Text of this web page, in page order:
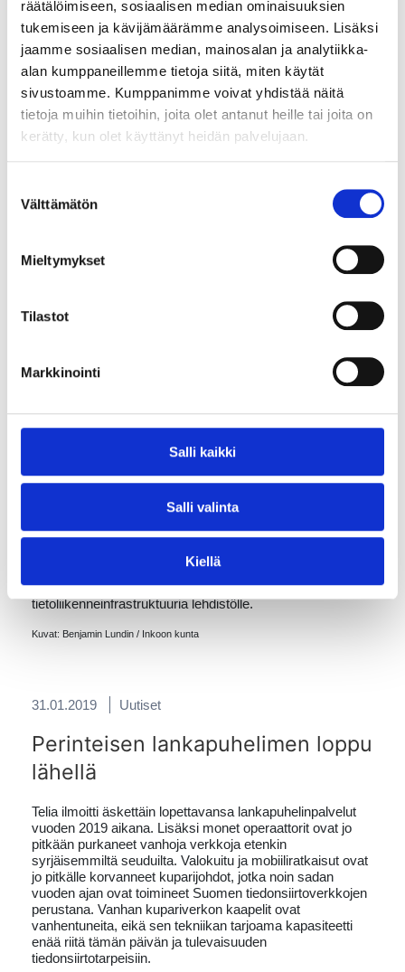
räätälöimiseen, sosiaalisen median ominaisuuksien
tukemiseen ja kävijämäärämme analysoimiseen. Lisäksi
jaamme sosiaalisen median, mainosalan ja analytiikka-
alan kumppaneillemme tietoja siitä, miten käytät
sivustoamme. Kumppanimme voivat yhdistää näitä
tietoja muihin tietoihin, joita olet antanut heille tai joita on
kerätty, kun olet käyttänyt heidän palvelujaan.
valinta
Välttämätön
Mieltymykset
Tilastot
Markkinointi
Salli kaikki
Salli valinta
Kiellä
lattialämmitys, viilennys ilmastoinnin kautta ja
mahdollisuus nopeaan kuituliittymään. Sähkö, vesi ja
lämmitys sisältyvät vuokraan.
Tarkemmat tiedot:
Raseborgs stadsnät
Magnus Henriksson
tfn/puh. 019 278 41
magnus.henriksson@ktab.fi
31.01.2019
Maailman älykkäin tie rakentuu
Karjaan Puhelimen kuidun varaan
Maailman älykkäin tie rakentuu Siuntion ja Karjaan välille
kuusisataa 5G-valaisinpylvästä, parempi turvallisuus ja
tulevaisuuden tieliikenteen kehittäminen yhteistyössä
Nokian, Inkoon kunnan ja Tammisaaren Energian kanssa.
toimitusjohtaja Henrik Ekblom (Karjaan
Puhelin), Kunnanhallituksen puheenjohtaja Henrik
Hoverfelt (Tammisaaren Energia) tulevan älytien varrella.
Henrik Ekblom esittelee alueen
tietoliikenneinfrastruktuuria lehdistölle.
Kuvat: Benjamin Lundin / Inkoon kunta
31.01.2019 Uutiset
Perinteisen lankapuhelimen loppu
lähellä
Telia ilmoitti äskettäin lopettavansa lankapuhelinpalvelut
vuoden 2019 aikana. Lisäksi monet operaattorit ovat jo
pitkään purkaneet vanhoja verkkoja etenkin
syrjäisemmiltä seuduilta. Valokuitu ja mobiiliratkaisut ovat
jo pitkälle korvanneet kuparijohdot, jotka noin sadan
vuoden ajan ovat toimineet Suomen tiedonsiirtoverkkojen
perustana. Vanhan kupariverkon kaapelit ovat
vanhentuneita, eikä sen tekniikan tarjoama kapasiteetti
enää riitä tämän päivän ja tulevaisuuden
tiedonsiirtotarpeisiin.